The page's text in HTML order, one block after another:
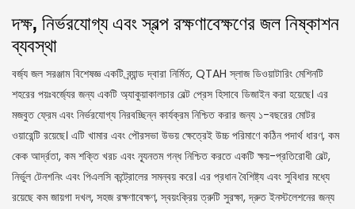
দক্ষ, নির্ভরযোগ্য এবং স্বল্প রক্ষণাবেক্ষণের জল নিষ্কাশন
ব্যবস্থা
বর্জ্য জল সরঞ্জাম বিশেষজ্ঞ একটি ব্র্যান্ড দ্বারা নির্মিত, QTAH স্লাজ ডিওয়াটারিং মেশিনটি
শহরের পয়ঃবর্জ্যের জন্য একটি অ্যাকুয়াকালচার বেল্ট প্রেস হিসাবে ডিজাইন করা হয়েছে। এর
মজবুত ফ্রেম এবং নির্ভরযোগ্য নিরবচ্ছিন্ন কার্যক্রম নিশ্চিত করার জন্য ১-বছরের মোটর
ওয়ারেন্টি রয়েছে। এটি খামার এবং পৌরসভা উভয় ক্ষেত্রেই উচ্চ পরিমাণে কঠিন পদার্থ ধারণ, কম
কেক আর্দ্রতা, কম শক্তি খরচ এবং ন্যূনতম গন্ধ নিশ্চিত করতে একটি ক্ষয়-প্রতিরোধী বেল্ট,
নির্ভুল টেনশনিং এবং পিএলসি কন্ট্রোলের সমন্বয় করে। এর প্রধান বৈশিষ্ট্য এবং সুবিধার মধ্যে
রয়েছে কম জায়গা দখল, সহজ রক্ষণাবেক্ষণ, স্বয়ংক্রিয় ত্রুটি সুরক্ষা, দ্রুত ইনস্টলেশনের জন্য